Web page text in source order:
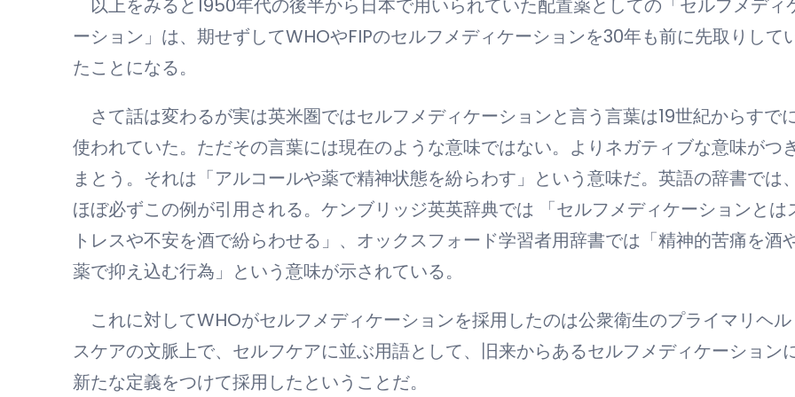
以上をみると1950年代の後半から日本で用いられていた配置薬としての「セルフメディ
ーション」は、期せずしてWHOやFIPのセルフメディケーションを30年も前に先取りして
たことになる。
さて話は変わるが実は英米圏ではセルフメディケーションと言う言葉は19世紀からすで
使われていた。ただその言葉には現在のような意味ではない。よりネガティブな意味がつ
まとう。それは「アルコールや薬で精神状態を紛らわす」という意味だ。英語の辞書では、
ほぼ必ずこの例が引用される。ケンブリッジ英英辞典では 「セルフメディケーションとは
トレスや不安を酒で紛らわせる」、オックスフォード学習者用辞書では「精神的苦痛を酒
薬で抑え込む行為」という意味が示されている。
これに対してWHOがセルフメディケーションを採用したのは公衆衛生のプライマリヘル
スケアの文脈上で、セルフケアに並ぶ用語として、旧来からあるセルフメディケーション
新たな定義をつけて採用したということだ。